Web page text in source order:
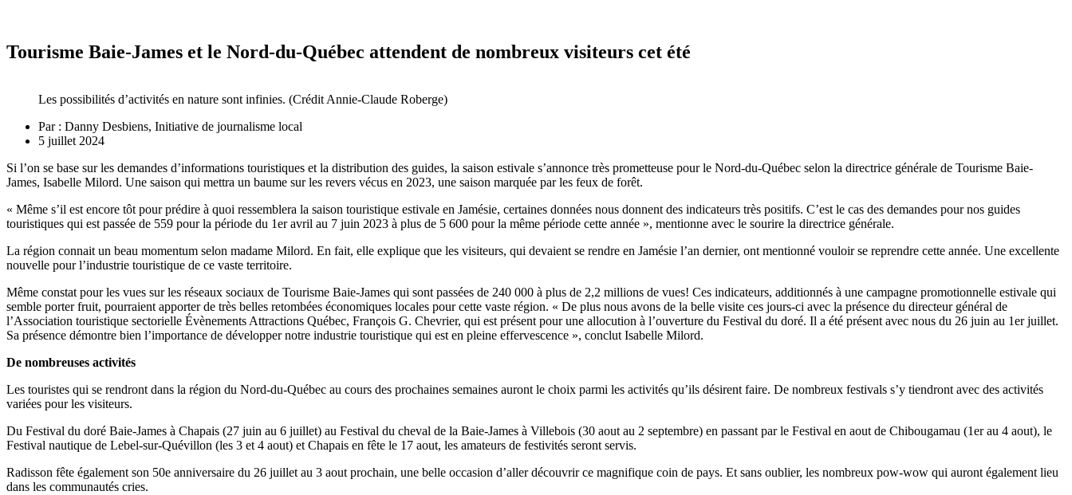
Tourisme Baie-James et le Nord-du-Québec attendent de nombreux visiteurs cet été
Les possibilités d’activités en nature sont infinies. (Crédit Annie-Claude Roberge)
Par : Danny Desbiens, Initiative de journalisme local
5 juillet 2024
Si l’on se base sur les demandes d’informations touristiques et la distribution des guides, la saison estivale s’annonce très prometteuse pour le Nord-du-Québec selon la directrice générale de Tourisme Baie-
James, Isabelle Milord. Une saison qui mettra un baume sur les revers vécus en 2023, une saison marquée par les feux de forêt.
« Même s’il est encore tôt pour prédire à quoi ressemblera la saison touristique estivale en Jamésie, certaines données nous donnent des indicateurs très positifs. C’est le cas des demandes pour nos guides
touristiques qui est passée de 559 pour la période du 1er avril au 7 juin 2023 à plus de 5 600 pour la même période cette année », mentionne avec le sourire la directrice générale.
La région connait un beau momentum selon madame Milord. En fait, elle explique que les visiteurs, qui devaient se rendre en Jamésie l’an dernier, ont mentionné vouloir se reprendre cette année. Une excellente
nouvelle pour l’industrie touristique de ce vaste territoire.
Même constat pour les vues sur les réseaux sociaux de Tourisme Baie-James qui sont passées de 240 000 à plus de 2,2 millions de vues! Ces indicateurs, additionnés à une campagne promotionnelle estivale qui
semble porter fruit, pourraient apporter de très belles retombées économiques locales pour cette vaste région. « De plus nous avons de la belle visite ces jours-ci avec la présence du directeur général de
l’Association touristique sectorielle Évènements Attractions Québec, François G. Chevrier, qui est présent pour une allocution à l’ouverture du Festival du doré. Il a été présent avec nous du 26 juin au 1er juillet.
Sa présence démontre bien l’importance de développer notre industrie touristique qui est en pleine effervescence », conclut Isabelle Milord.
De nombreuses activités
Les touristes qui se rendront dans la région du Nord-du-Québec au cours des prochaines semaines auront le choix parmi les activités qu’ils désirent faire. De nombreux festivals s’y tiendront avec des activités
variées pour les visiteurs.
Du Festival du doré Baie-James à Chapais (27 juin au 6 juillet) au Festival du cheval de la Baie-James à Villebois (30 aout au 2 septembre) en passant par le Festival en aout de Chibougamau (1er au 4 aout), le
Festival nautique de Lebel-sur-Quévillon (les 3 et 4 aout) et Chapais en fête le 17 aout, les amateurs de festivités seront servis.
Radisson fête également son 50e anniversaire du 26 juillet au 3 aout prochain, une belle occasion d’aller découvrir ce magnifique coin de pays. Et sans oublier, les nombreux pow-wow qui auront également lieu
dans les communautés cries.